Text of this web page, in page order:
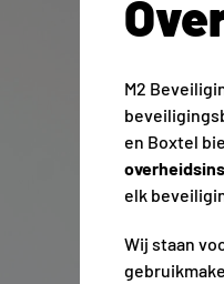
M2
en Boxtel
elk
Wij staan